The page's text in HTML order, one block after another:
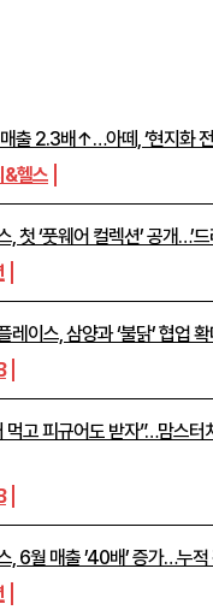
출 2.3배↑…아떼, ‘현지화 전
&헬스
, 첫 ‘풋웨어 컬렉션’ 공개…’
레이스, 삼양과 ‘불닭’ 협업
먹고 피규어도 받자”…맘스터
, 6월 매출 ’40배’ 증가…누적